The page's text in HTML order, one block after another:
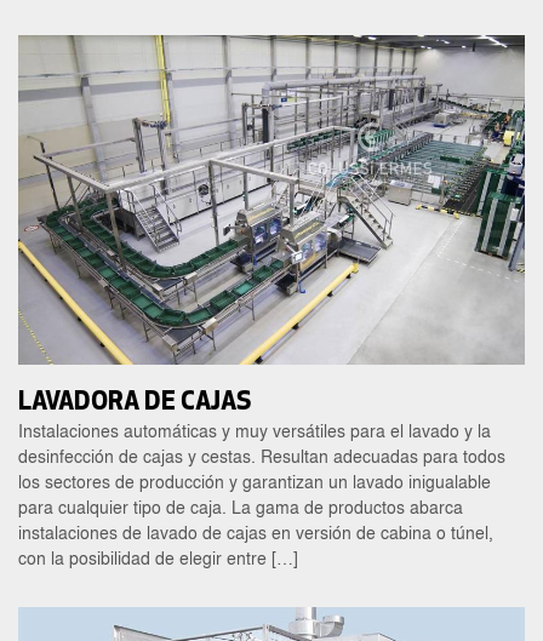
LAVADORA DE CAJAS
Instalaciones automáticas y muy versátiles para el lavado y la
desinfección de cajas y cestas. Resultan adecuadas para todos
los sectores de producción y garantizan un lavado inigualable
para cualquier tipo de caja. La gama de productos abarca
instalaciones de lavado de cajas en versión de cabina o túnel,
con la posibilidad de elegir entre […]